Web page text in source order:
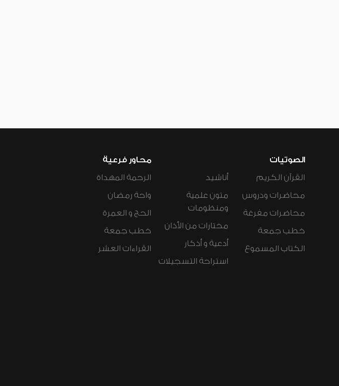
الصوتيات
القرآن الكريم
محاضرات ودروس
محاضرات مفرغة
خطب جمعة
الكتاب المسموع
أناشيد
متون علمية
ومنظومات
مختارات من الأذان
أدعية و أذكار
استراحة التسجيلات
محاور فرعية
الرحمة المهداة
واحة رمضان
الحج و العمرة
خطب جمعة
القراءات العشر